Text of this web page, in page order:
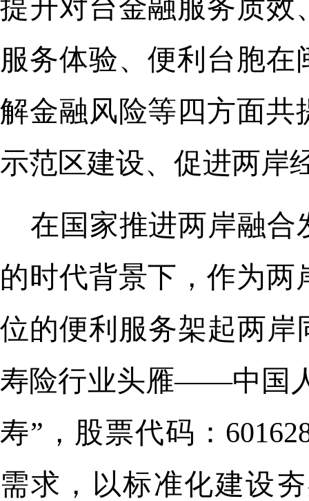
提升对台金融服务质效
服务体验、便利台胞
解金融风险等四方面共
示范区建设、促进两岸
在国家推进两岸融合
的时代背景下，作为
位的便利服务架起两岸
寿险行业头雁——中国
寿”，股票代码：
需求，以标准化建设